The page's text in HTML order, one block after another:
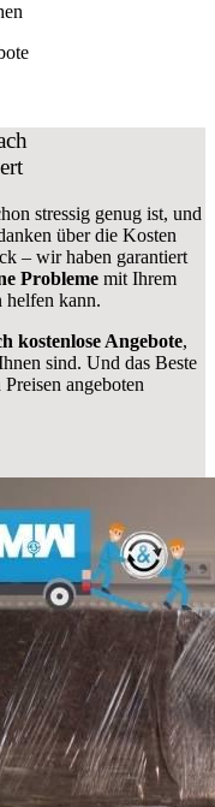
stressig genug ist, und
über die Kosten
– wir haben garantiert
Probleme mit Ihrem
helfen kann.
kostenlose Angebote,
sind. Und das Beste
angeboten